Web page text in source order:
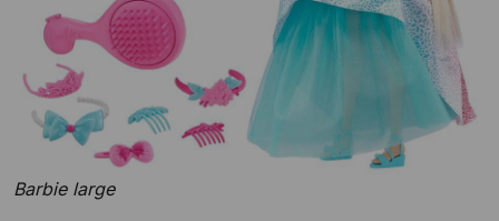
Barbie large